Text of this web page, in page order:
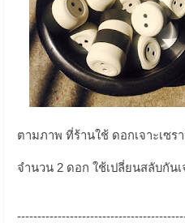
ตามภาพ ที่ร้านใช้ ดอกเจาะเซ
จำนวน 2 ดอก ใช้เปลี่ยนสลับกัน